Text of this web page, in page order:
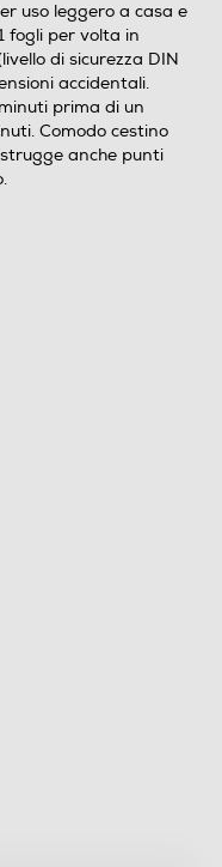
uso leggero a casa e
fogli per volta in
di sicurezza DIN
accidentali.
prima di un
Comodo cestino
anche punti